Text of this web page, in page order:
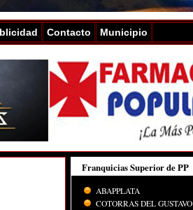
Contacto Municipio
Franquicias Superior de PP
ABAPPLATA
COTORRAS DEL GUSTAVO